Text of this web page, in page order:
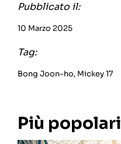
Pubblicato il:
10 Marzo 2025
Tag:
Bong Joon-ho, Mickey 17
Più popolari